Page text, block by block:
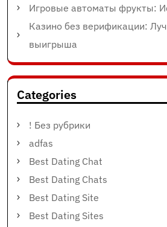
Игровые автоматы фрукты:
Казино без верификации:
выигрыша
Categories
! Без рубрики
adfas
Best Dating Chat
Best Dating Chats
Best Dating Site
Best Dating Sites